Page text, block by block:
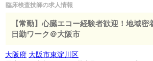
臨床検査技師の求人情報
【常勤】心臓エコー経験者歓迎！地域密
日勤ワーク＠大阪市
大阪府 大阪市東淀川区